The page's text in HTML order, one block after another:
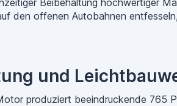
Beibehaltung hochwertiger
den offenen Autobahnen
und
produziert beeindruckende 765